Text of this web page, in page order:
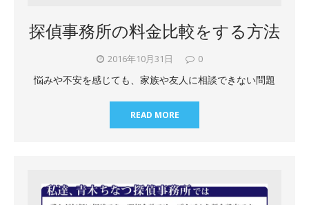
探偵事務所の料金比較をする方法
2016年10月31日 0
悩みや不安を感じても、家族や友人に相談できない問題
READ MORE